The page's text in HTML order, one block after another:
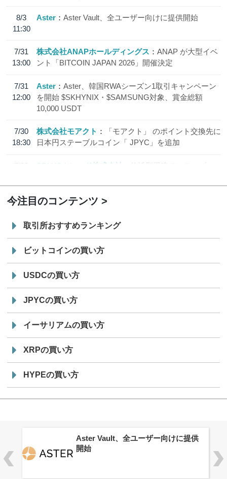
8/3
11:30
Aster Aster Vault、全ユーザー向けに提供開始
7/31
13:00
株式会社ANAPホールディングス
ANAP が大型イベ
ント「BITCOIN JAPAN 2026」開催決定
7/31
12:00
Aster
Aster、韓国RWAシーズン1取引キャンペーン
を開始 $SKHYNIX・$SAMSUNG対象、賞金総額
10,000 USDT
7/30
18:30
株式会社モアクト
「モアクト」 のポイント交換先に
日本円ステーブルコイン「 JPYC」を追加
7/29
SBI VCトレード株式会社
信託型円建てステーブル
今注目のコンテンツ
取引所おすすめランキング
ビットコインの買い方
USDCの買い方
JPYCの買い方
イーサリアムの買い方
XRPの買い方
HYPEの買い方
Aster Vault、全ユーザー向けに提供
開始